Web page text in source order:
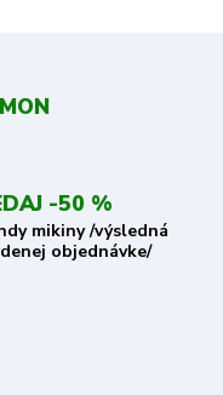
-50 %
mikiny /výsledná
objednávke/